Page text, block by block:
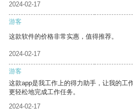
2024-02-17
游客
这款软件的价格非常实惠，值得推荐。
2024-02-17
游客
这款app是我工作上的得力助手，让我的工
更轻松地完成工作任务。
2024-02-17